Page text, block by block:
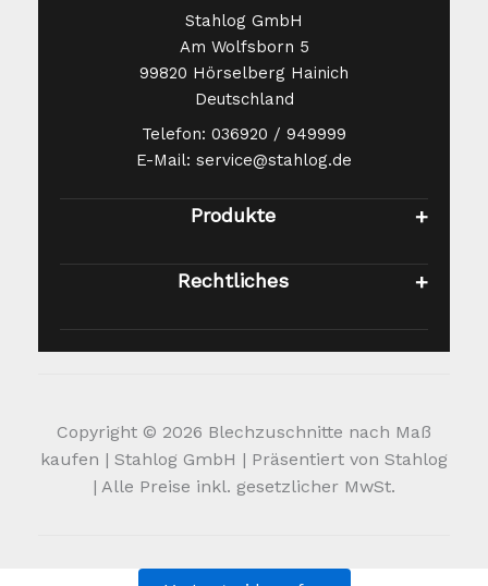
Stahlog GmbH
Am Wolfsborn 5
99820 Hörselberg Hainich
Deutschland
Telefon: 036920 / 949999
E-Mail: service@stahlog.de
Produkte
Rechtliches
Copyright © 2026 Blechzuschnitte nach Maß
kaufen | Stahlog GmbH | Präsentiert von Stahlog
| Alle Preise inkl. gesetzlicher MwSt.